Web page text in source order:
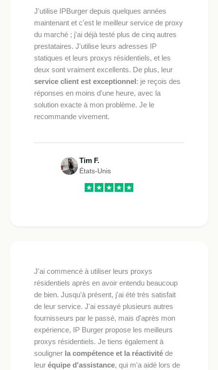
J'utilise IPBurger depuis quelques années
maintenant et c'est le meilleur service de proxy
du marché ; j'ai déjà testé plus de cinq autres
prestataires. J'utilise leurs adresses IP
statiques et leurs proxys résidentiels, et les
deux sont vraiment excellents. De plus, leur
service client est exceptionnel: je reçois des
réponses en moins d'une heure, avec la
solution exacte à mon problème. Je le
recommande vivement.
Tim F.
États-Unis
J'ai commencé à utiliser leurs proxys
résidentiels après en avoir entendu beaucoup
de bien. Jusqu'à présent, j'ai été très satisfait
de leur service. J'ai essayé plusieurs autres
fournisseurs par le passé, mais d'après mon
expérience, IP Burger propose les meilleurs
proxys résidentiels. Je tiens également à
souligner la compétence et la réactivité de
leur équipe d'assistance, qui m'a aidé lors de